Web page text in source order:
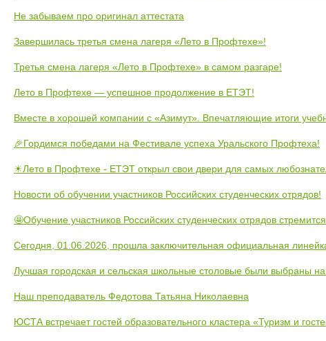
Не забываем про оригинал аттестата
Завершилась третья смена лагеря «Лето в Профтехе»!
Третья смена лагеря «Лето в Профтехе» в самом разгаре!
Лето в Профтехе — успешное продолжение в ЕТЭТ!
Вместе в хорошей компании с «Азимут». Впечатляющие итоги
🎉Гордимся победами на Фестивале успеха Уральского Профтеха!
☀Лето в Профтехе - ЕТЭТ открыл свои двери для самых
Новости об обучении участников Российских студенческих отрядов!
🤩Обучение участников Российских студенческих отрядов
Сегодня, 01.06.2026, прошла заключительная официальная линейка
Лучшая городская и сельская школьные столовые были выбраны
Наш преподаватель Федотова Татьяна Николаевна
ЮСТА встречает гостей образовательного кластера «Туризм и